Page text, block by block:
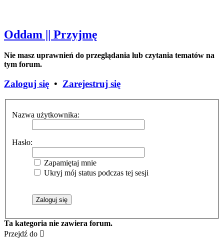
Oddam || Przyjmę
Nie masz uprawnień do przeglądania lub czytania tematów na
tym forum.
Zaloguj się • Zarejestruj się
Nazwa użytkownika:
Hasło:
Zapamiętaj mnie
Ukryj mój status podczas tej sesji
Ta kategoria nie zawiera forum.
Przejdź do